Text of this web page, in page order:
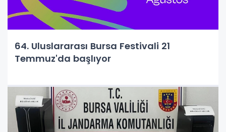
64. Uluslararası Bursa Festivali 21
Temmuz'da başlıyor